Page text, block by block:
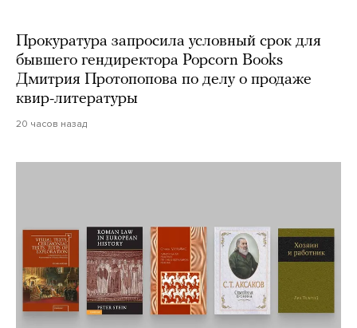
Прокуратура запросила условный срок для
бывшего гендиректора Popcorn Books
Дмитрия Протопопова по делу о продаже
квир-литературы
20 часов назад